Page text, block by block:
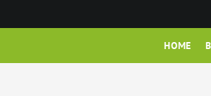
HOME